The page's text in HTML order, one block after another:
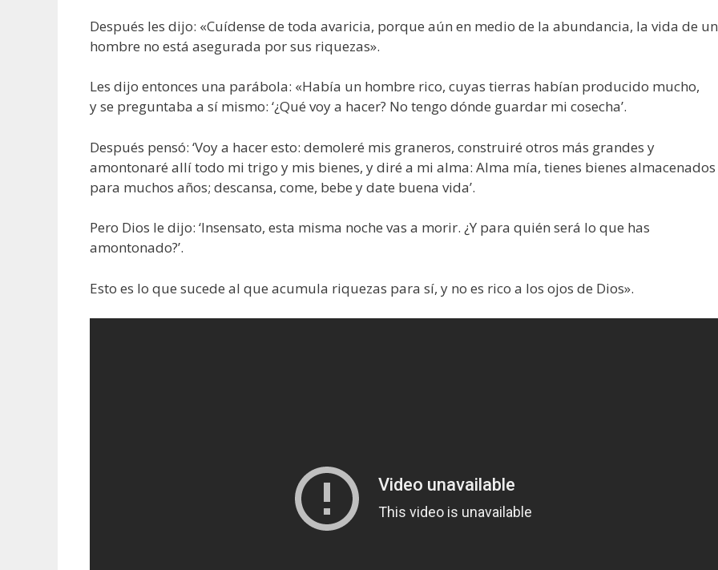
Después les dijo: «Cuídense de toda avaricia, porque aún en medio de la abundancia, la vida de un
hombre no está asegurada por sus riquezas».
Les dijo entonces una parábola: «Había un hombre rico, cuyas tierras habían producido mucho,
y se preguntaba a sí mismo: ‘¿Qué voy a hacer? No tengo dónde guardar mi cosecha’.
Después pensó: ‘Voy a hacer esto: demoleré mis graneros, construiré otros más grandes y
amontonaré allí todo mi trigo y mis bienes, y diré a mi alma: Alma mía, tienes bienes almacenados
para muchos años; descansa, come, bebe y date buena vida’.
Pero Dios le dijo: ‘Insensato, esta misma noche vas a morir. ¿Y para quién será lo que has
amontonado?’.
Esto es lo que sucede al que acumula riquezas para sí, y no es rico a los ojos de Dios».